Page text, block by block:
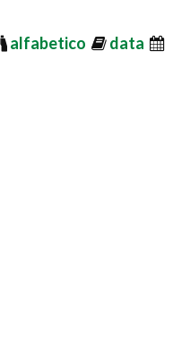
alfabetico data